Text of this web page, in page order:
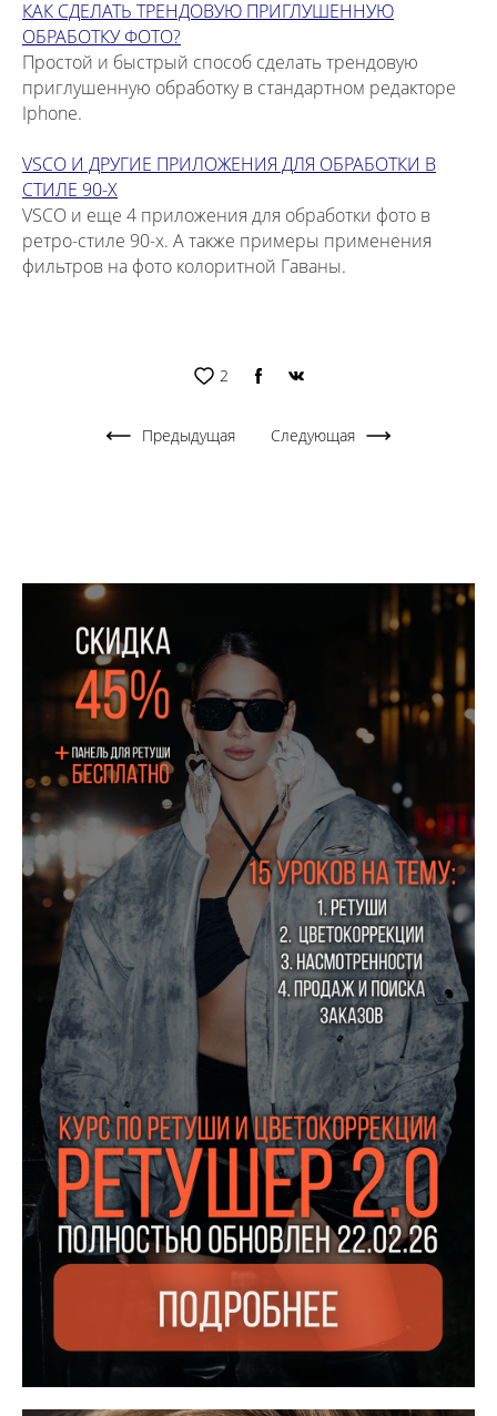
КАК СДЕЛАТЬ ТРЕНДОВУЮ ПРИГЛУШЕННУЮ
ОБРАБОТКУ ФОТО?
Простой и быстрый способ сделать трендовую
приглушенную обработку в стандартном редакторе
Iphone.
VSCO И ДРУГИЕ ПРИЛОЖЕНИЯ ДЛЯ ОБРАБОТКИ В
СТИЛЕ 90-Х
VSCO и еще 4 приложения для обработки фото в
ретро-стиле 90-х. А также примеры применения
фильтров на фото колоритной Гаваны.​
2
Предыдущая Следующая